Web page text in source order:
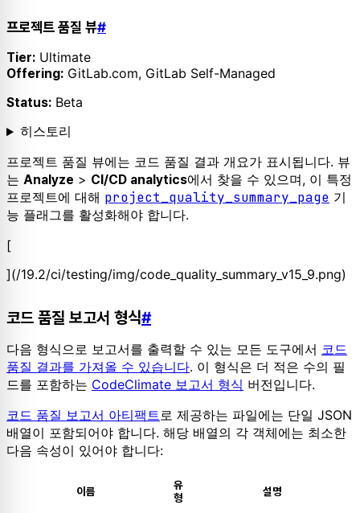
프로젝트 품질 뷰#
Tier: Ultimate
Offering: GitLab.com, GitLab Self-Managed
Status: Beta
히스토리
프로젝트 품질 뷰에는 코드 품질 결과 개요가 표시됩니다. 뷰
는 Analyze > CI/CD analytics에서 찾을 수 있으며, 이 특정
프로젝트에 대해 project_quality_summary_page 기
능 플래그를 활성화해야 합니다.
[
](/19.2/ci/testing/img/code_quality_summary_v15_9.png)
코드 품질 보고서 형식#
다음 형식으로 보고서를 출력할 수 있는 모든 도구에서 코드
품질 결과를 가져올 수 있습니다. 이 형식은 더 적은 수의 필
드를 포함하는 CodeClimate 보고서 형식 버전입니다.
코드 품질 보고서 아티팩트로 제공하는 파일에는 단일 JSON
배열이 포함되어야 합니다. 해당 배열의 각 객체에는 최소한
다음 속성이 있어야 합니다:
이름
유
형
설명